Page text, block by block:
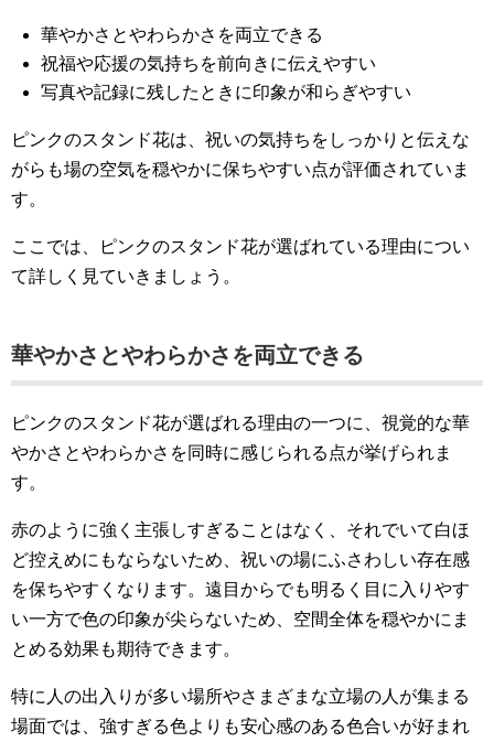
華やかさとやわらかさを両立できる
祝福や応援の気持ちを前向きに伝えやすい
写真や記録に残したときに印象が和らぎやすい
ピンクのスタンド花は、祝いの気持ちをしっかりと伝えな
がらも場の空気を穏やかに保ちやすい点が評価されていま
す。
ここでは、ピンクのスタンド花が選ばれている理由につい
て詳しく見ていきましょう。
華やかさとやわらかさを両立できる
ピンクのスタンド花が選ばれる理由の一つに、視覚的な華
やかさとやわらかさを同時に感じられる点が挙げられま
す。
赤のように強く主張しすぎることはなく、それでいて白ほ
ど控えめにもならないため、祝いの場にふさわしい存在感
を保ちやすくなります。遠目からでも明るく目に入りやす
い一方で色の印象が尖らないため、空間全体を穏やかにま
とめる効果も期待できます。
特に人の出入りが多い場所やさまざまな立場の人が集まる
場面では、強すぎる色よりも安心感のある色合いが好まれ